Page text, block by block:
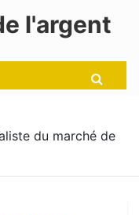
l'argent
du marché de